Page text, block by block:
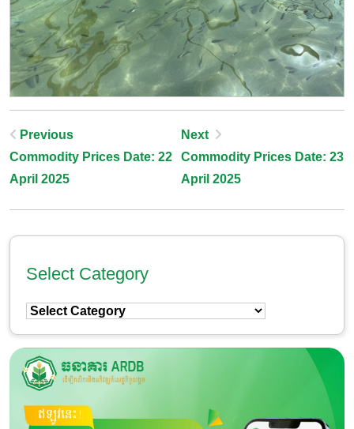
Post
Navigation
Previous
Commodity Prices Date: 22
April 2025
Next
Commodity Prices Date: 23
April 2025
Select Category
Select
Category